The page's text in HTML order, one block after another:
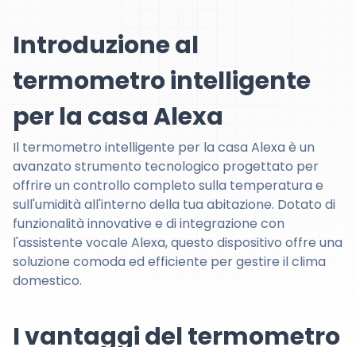
Introduzione al
termometro intelligente
per la casa Alexa
Il termometro intelligente per la casa Alexa è un
avanzato strumento tecnologico progettato per
offrire un controllo completo sulla temperatura e
sull'umidità all'interno della tua abitazione. Dotato di
funzionalità innovative e di integrazione con
l'assistente vocale Alexa, questo dispositivo offre una
soluzione comoda ed efficiente per gestire il clima
domestico.
I vantaggi del termometro